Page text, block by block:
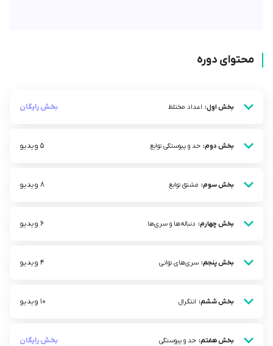
محتوای دوره
بخش اول: اعداد مختلط بخش رایگان
بخش دوم: حد و پیوستگی توابع 5 ویدیو
بخش سوم: مشتق توابع 8 ویدیو
بخش چهارم: دنباله‌ها و سری‌ها 6 ویدیو
بخش پنجم: سری‌های توانی 4 ویدیو
بخش ششم: انتگرال 10 ویدیو
بخش هفتم: حد و پیوستگی بخش رایگان